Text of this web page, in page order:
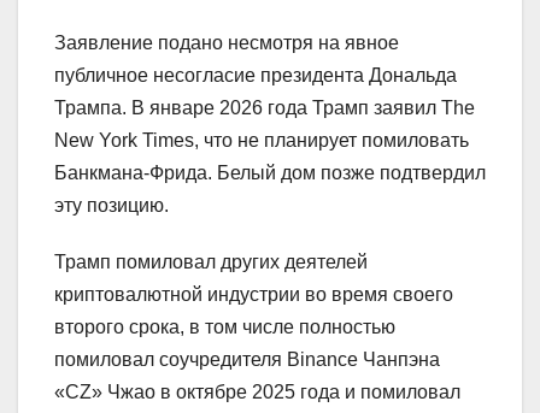
Заявление подано несмотря на явное
публичное несогласие президента Дональда
Трампа. В январе 2026 года Трамп заявил The
New York Times, что не планирует помиловать
Банкмана-Фрида. Белый дом позже подтвердил
эту позицию.
Трамп помиловал других деятелей
криптовалютной индустрии во время своего
второго срока, в том числе полностью
помиловал соучредителя Binance Чанпэна
«CZ» Чжао в октябре 2025 года и помиловал